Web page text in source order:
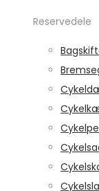
Reservedele